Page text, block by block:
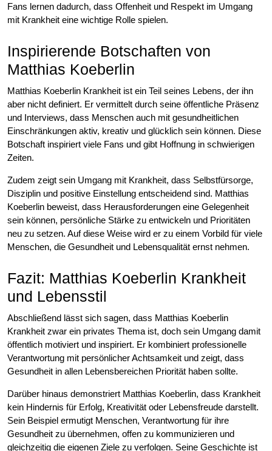
Fans lernen dadurch, dass Offenheit und Respekt im Umgang
mit Krankheit eine wichtige Rolle spielen.
Inspirierende Botschaften von
Matthias Koeberlin
Matthias Koeberlin Krankheit ist ein Teil seines Lebens, der ihn
aber nicht definiert. Er vermittelt durch seine öffentliche Präsenz
und Interviews, dass Menschen auch mit gesundheitlichen
Einschränkungen aktiv, kreativ und glücklich sein können. Diese
Botschaft inspiriert viele Fans und gibt Hoffnung in schwierigen
Zeiten.
Zudem zeigt sein Umgang mit Krankheit, dass Selbstfürsorge,
Disziplin und positive Einstellung entscheidend sind. Matthias
Koeberlin beweist, dass Herausforderungen eine Gelegenheit
sein können, persönliche Stärke zu entwickeln und Prioritäten
neu zu setzen. Auf diese Weise wird er zu einem Vorbild für viele
Menschen, die Gesundheit und Lebensqualität ernst nehmen.
Fazit: Matthias Koeberlin Krankheit
und Lebensstil
Abschließend lässt sich sagen, dass Matthias Koeberlin
Krankheit zwar ein privates Thema ist, doch sein Umgang damit
öffentlich motiviert und inspiriert. Er kombiniert professionelle
Verantwortung mit persönlicher Achtsamkeit und zeigt, dass
Gesundheit in allen Lebensbereichen Priorität haben sollte.
Darüber hinaus demonstriert Matthias Koeberlin, dass Krankheit
kein Hindernis für Erfolg, Kreativität oder Lebensfreude darstellt.
Sein Beispiel ermutigt Menschen, Verantwortung für ihre
Gesundheit zu übernehmen, offen zu kommunizieren und
gleichzeitig die eigenen Ziele zu verfolgen. Seine Geschichte ist